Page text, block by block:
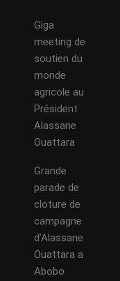
Giga
meeting de
soutien du
monde
agricole au
Président
Alassane
Ouattara
Grande
parade de
cloture de
campagne
d’Alassane
Ouattara a
Abobo